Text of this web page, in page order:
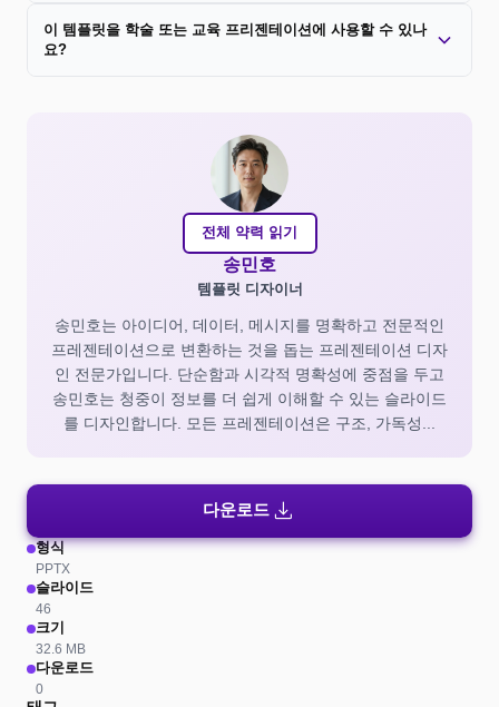
이 템플릿을 학술 또는 교육 프리젠테이션에 사용할 수 있나
요?
전체 약력 읽기
송민호
템플릿 디자이너
송민호는 아이디어, 데이터, 메시지를 명확하고 전문적인
프레젠테이션으로 변환하는 것을 돕는 프레젠테이션 디자
인 전문가입니다. 단순함과 시각적 명확성에 중점을 두고
송민호는 청중이 정보를 더 쉽게 이해할 수 있는 슬라이드
를 디자인합니다. 모든 프레젠테이션은 구조, 가독성...
다운로드 download
형식
PPTX
슬라이드
46
크기
32.6 MB
다운로드
0